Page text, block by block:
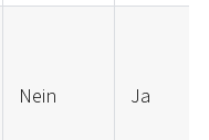
Nein Ja